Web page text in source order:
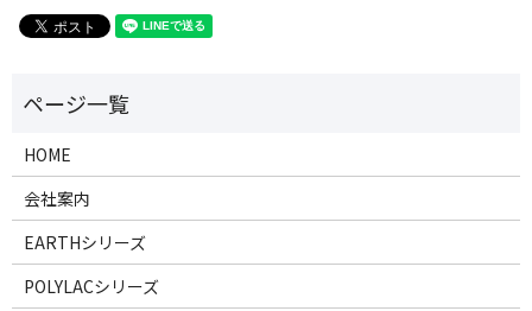
HOME
会社案内
EARTHシリーズ
POLYLACシリーズ